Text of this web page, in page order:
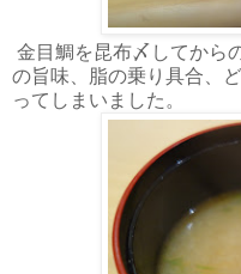
金目鯛を昆布〆してから
の旨味、脂の乗り具合、
ってしまいました。